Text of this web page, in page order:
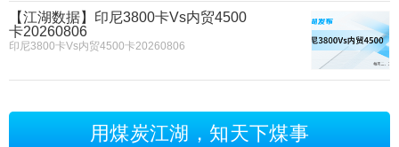
【江湖数据】印尼3800卡Vs内贸4500
卡20260806
印尼3800卡Vs内贸4500卡20260806
用煤炭江湖，知天下煤事